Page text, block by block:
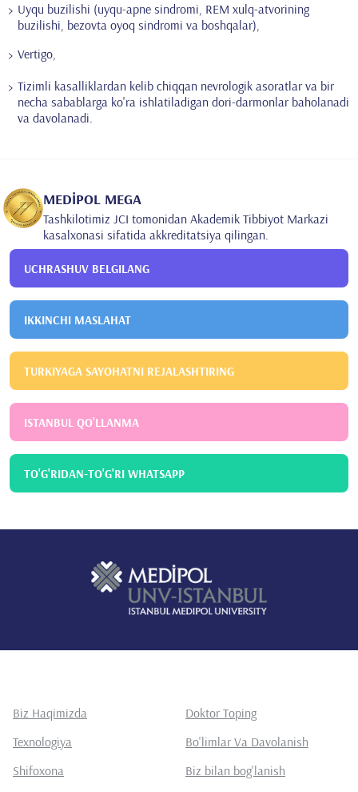
Uyqu buzilishi (uyqu-apne sindromi, REM xulq-atvorining
buzilishi, bezovta oyoq sindromi va boshqalar),
Vertigo,
Tizimli kasalliklardan kelib chiqqan nevrologik asoratlar va bir
necha sabablarga ko'ra ishlatiladigan dori-darmonlar baholanadi
va davolanadi.
MEDİPOL MEGA
Tashkilotimiz JCI tomonidan Akademik Tibbiyot Markazi
kasalxonasi sifatida akkreditatsiya qilingan.
UCHRASHUV BELGILANG
IKKINCHI MASLAHAT
TURKIYAGA SAYOHATNI REJALASHTIRING
ISTANBUL QO'LLANMA
TO'G'RIDAN-TO'G'RI WHATSAPP
Biz Haqimizda
Doktor Toping
Texnologiya
Bo'limlar Va Davolanish
Shifoxona
Biz bilan bog'lanish